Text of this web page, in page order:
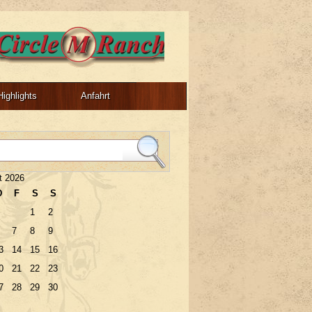
Anfahrt
2026
F S
S
1
2
7 8
9
14 15
16
21 22
23
28 29
30